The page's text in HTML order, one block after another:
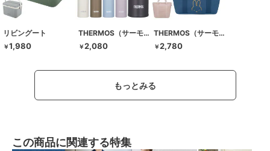
リビングート
￥1,980
THERMOS（サーモス）
￥2,080
THERMOS（サーモス）
￥2,780
もっとみる
この商品に関連する特集